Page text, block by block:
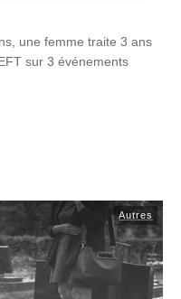
une femme traite 3 ans
sur 3 événements
Autres